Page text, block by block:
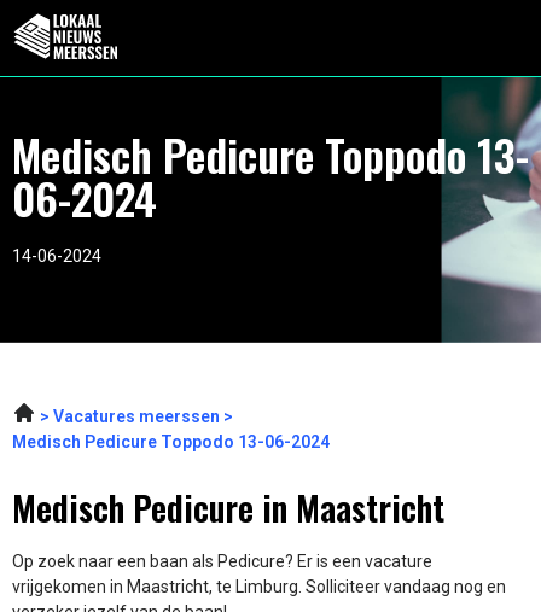
Medisch Pedicure Toppodo 13-
06-2024
14-06-2024
Vacatures meerssen
Medisch Pedicure Toppodo 13-06-2024
Medisch Pedicure in Maastricht
Op zoek naar een baan als Pedicure? Er is een vacature
vrijgekomen in Maastricht, te Limburg. Solliciteer vandaag nog en